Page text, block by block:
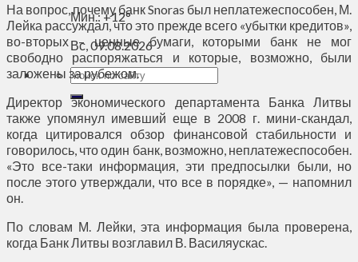
Мин.:+12°
Вс, 09.08.2026
На вопрос, почему банк Snoras был неплатежеспособен, М.
Лейка рассуждал, что это прежде всего «убытки кредитов»,
во-вторых – ценные бумаги, которыми банк не мог
свободно распоряжаться и которые, возможно, были
заложены за рубежом.
Директор экономического департамента Банка Литвы
также упомянул имевший еще в 2008 г. мини-скандал,
когда цитировался обзор финансовой стабильности и
говорилось, что один банк, возможно, неплатежеспособен.
«Это все-таки информация, эти предпосылки были, но
после этого утверждали, что все в порядке», — напомнил
он.
По словам М. Лейки, эта информация была проверена,
когда Банк Литвы возглавил В. Василяускас.